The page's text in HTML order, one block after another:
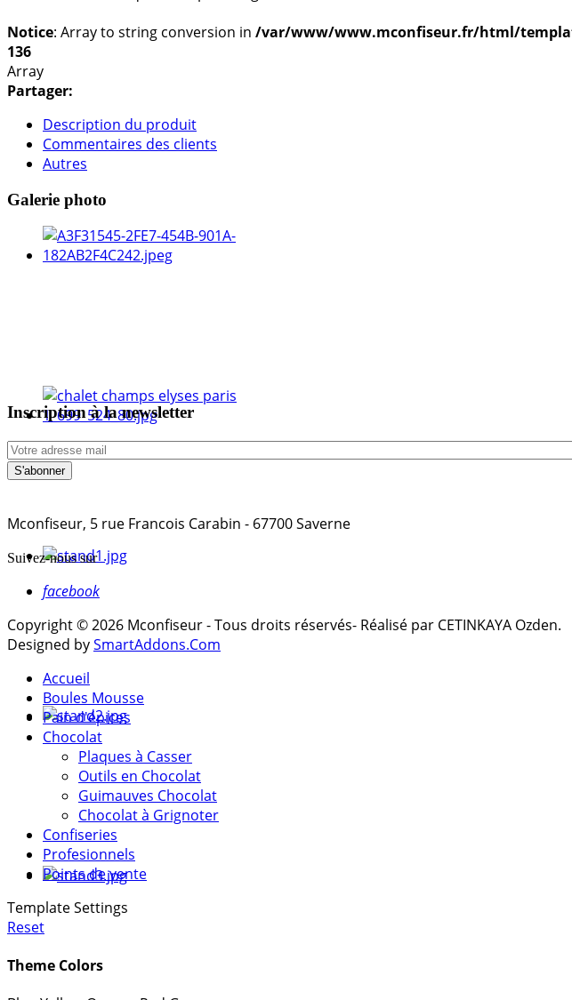
Notice: Array to string conversion in /var/www/www.mconfiseur.fr/html/
136
Array
Partager:
Description du produit
Commentaires des clients
Autres
Galerie photo
Inscription à la newsletter
Mconfiseur, 5 rue Francois Carabin - 67700 Saverne
Suivez-nous sur
facebook
Copyright © 2026 Mconfiseur - Tous droits réservés- Réalisé par CETINKAYA Ozden.
Designed bySmartAddons.Com
Accueil
Boules Mousse
Pain d'épices
Chocolat
Plaques à Casser
Outils en Chocolat
Guimauves Chocolat
Chocolat à Grignoter
Confiseries
Profesionnels
Points de vente
Template Settings
Reset
Theme Colors